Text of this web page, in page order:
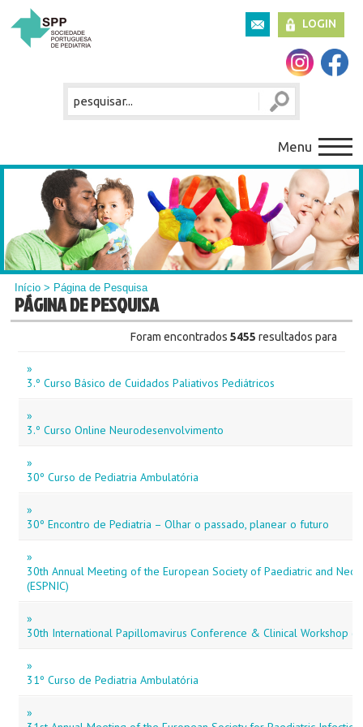
LOGIN
Menu
Início > Página de Pesquisa
PÁGINA DE PESQUISA
Foram encontrados 5455resultados para
»
3.º Curso Básico de Cuidados Paliativos Pediátricos
»
3.º Curso Online Neurodesenvolvimento
»
30º Curso de Pediatria Ambulatória
»
30º Encontro de Pediatria – Olhar o passado, planear o futuro
»
30th Annual Meeting of the European Society of Paediatric and
(ESPNIC)
»
30th International Papillomavirus Conference & Clinical Workshop
»
31º Curso de Pediatria Ambulatória
»